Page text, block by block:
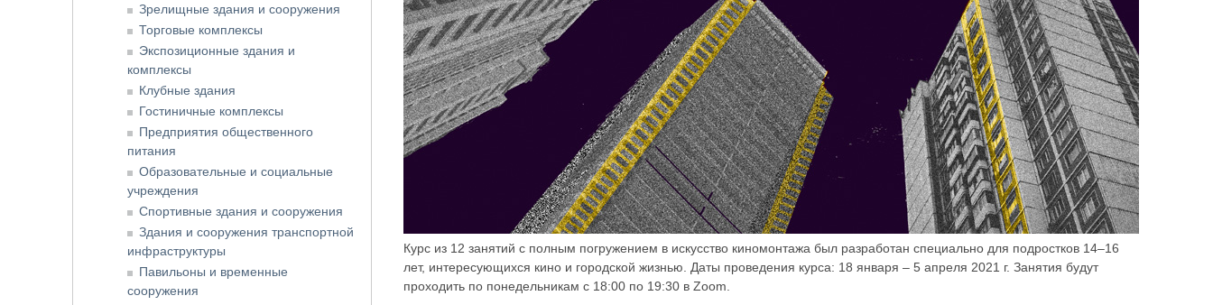
Курс из 12 занятий с полным погружением в искусство киномонтажа был разработан специально для подростков 14–16
лет, интересующихся кино и городской жизнью. Даты проведения курса: 18 января – 5 апреля 2021 г. Занятия будут
проходить по понедельникам с 18:00 по 19:30 в Zoom.
Зрелищные здания и сооружения
Торговые комплексы
Экспозиционные здания и
комплексы
Клубные здания
Гостиничные комплексы
Предприятия общественного
питания
Образовательные и социальные
учреждения
Спортивные здания и сооружения
Здания и сооружения транспортной
инфраструктуры
Павильоны и временные
сооружения